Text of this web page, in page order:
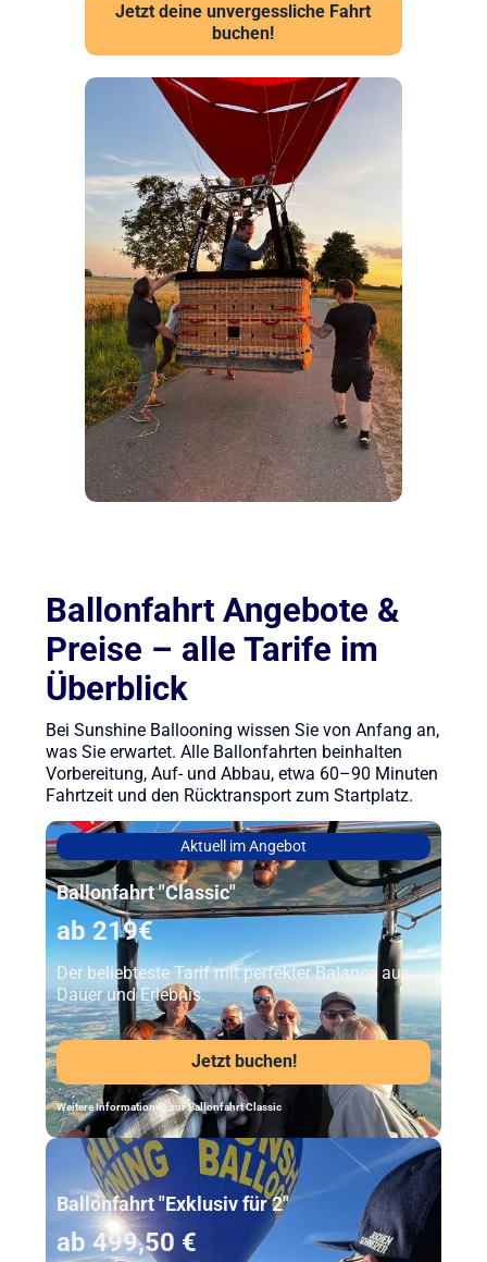
Jetzt deine unvergessliche Fahrt
buchen!
Ballonfahrt Angebote &
Preise – alle Tarife im
Überblick
Bei Sunshine Ballooning wissen Sie von Anfang an,
was Sie erwartet. Alle Ballonfahrten beinhalten
Vorbereitung, Auf- und Abbau, etwa 60–90 Minuten
Fahrtzeit und den Rücktransport zum Startplatz.
Aktuell im Angebot
Ballonfahrt "Classic"
ab 219€
Der beliebteste Tarif mit perfekter Balance aus
Dauer und Erlebnis.
Jetzt buchen!
Weitere Informationen zur Ballonfahrt Classic
Unser Beststeller
Ballonfahrt "Exklusiv für 2"
ab 499,50 €